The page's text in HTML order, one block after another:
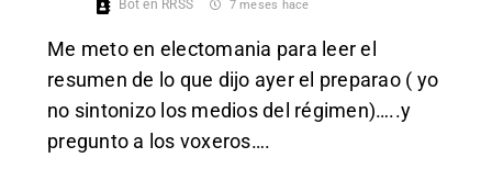
Bot en RRSS 7 meses hace
Me meto en electomania para leer el
resumen de lo que dijo ayer el preparao ( yo
no sintonizo los medios del régimen)…..y
pregunto a los voxeros….